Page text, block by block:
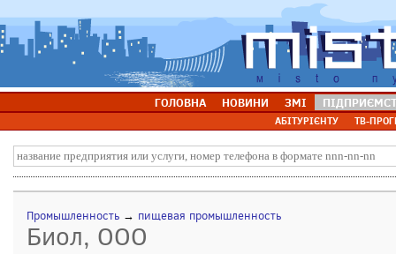
ГОЛОВНА НОВИНИ ЗМІ
АБІТУРІЄНТУ ТВ-
Промышленность → пищевая промышленность
Биол, ООО